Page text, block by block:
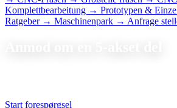
Komplettbearbeitung → Prototypen &
Ratgeber → Maschinenpark → Anfrage
Start forespørgsel